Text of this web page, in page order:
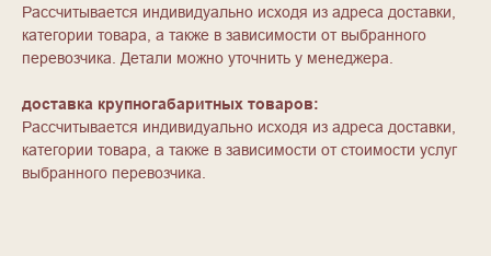
Рассчитывается индивидуально исходя из адреса доставки,
категории товара, а также в зависимости от выбранного
перевозчика. Детали можно уточнить у менеджера.
доставка крупногабаритных товаров:
Рассчитывается индивидуально исходя из адреса доставки,
категории товара, а также в зависимости от стоимости услуг
выбранного перевозчика.